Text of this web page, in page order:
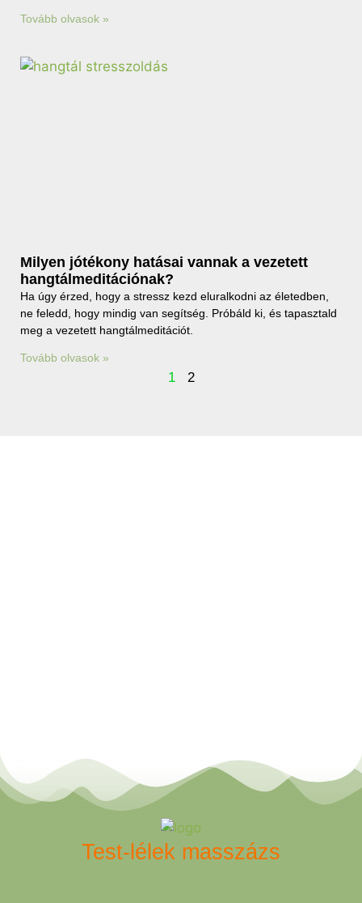
Tovább olvasok »
Milyen jótékony hatásai vannak a vezetett
hangtálmeditációnak?
Ha úgy érzed, hogy a stressz kezd eluralkodni az életedben,
ne feledd, hogy mindig van segítség. Próbáld ki, és tapasztald
meg a vezetett hangtálmeditációt.
Tovább olvasok »
1 2
Test-lélek masszázs